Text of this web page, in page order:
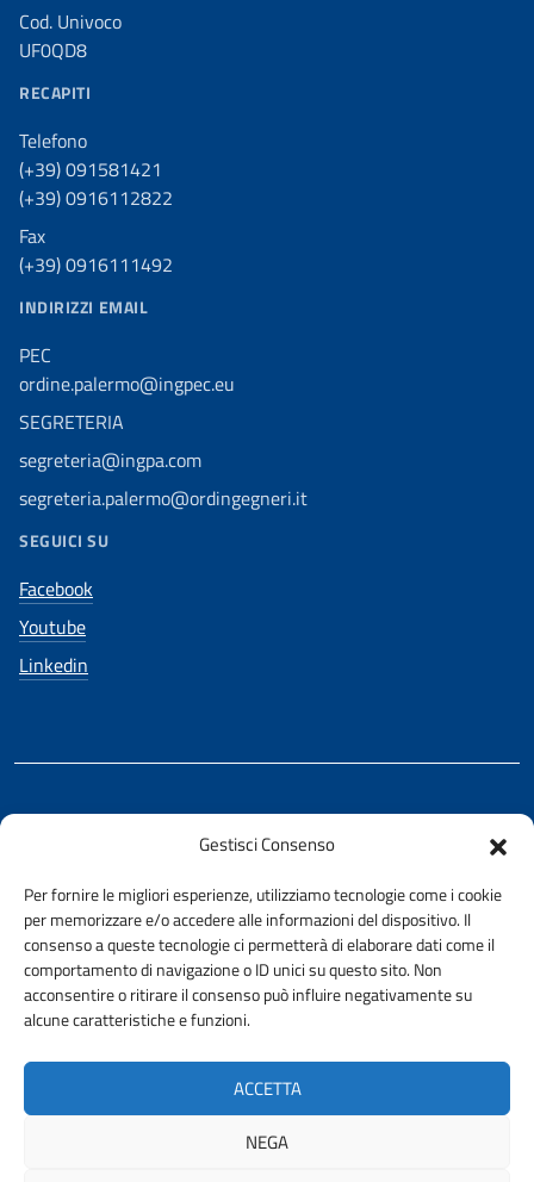
Gestisci Consenso
Per fornire le migliori esperienze, utilizziamo tecnologie come i cookie
per memorizzare e/o accedere alle informazioni del dispositivo. Il
consenso a queste tecnologie ci permetterà di elaborare dati come il
comportamento di navigazione o ID unici su questo sito. Non
acconsentire o ritirare il consenso può influire negativamente su
alcune caratteristiche e funzioni.
ACCETTA
NEGA
Cod. Univoco
UF0QD8
RECAPITI
Telefono
(+39) 091581421
(+39) 0916112822
Fax
(+39) 0916111492
INDIRIZZI EMAIL
PEC
ordine.palermo@ingpec.eu
SEGRETERIA
segreteria@ingpa.com
segreteria.palermo@ordingegneri.it
SEGUICI SU
Facebook
Youtube
Linkedin
REALIZZATO CON LA COLLABORAZIONE DI
AMMINISTRAZIONE TRASPARENTE
PRIVACY E COOKIE POLICY URP